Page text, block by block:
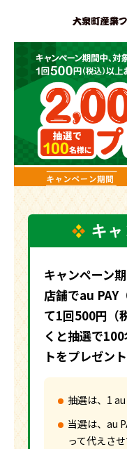
キャンペーン
店舗でau PAY
て1回500円（
くと抽選で
トをプレゼント
抽選は、1
当選は、au
って代えさ